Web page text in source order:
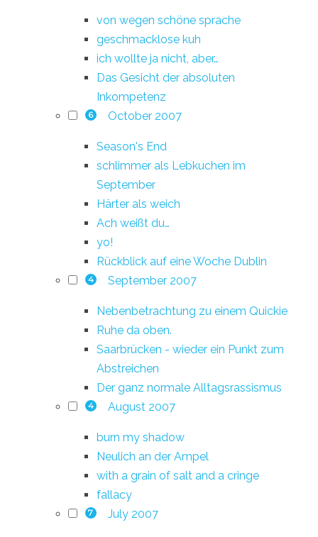
von wegen schöne sprache
geschmacklose kuh
ich wollte ja nicht, aber…
Das Gesicht der absoluten
Inkompetenz
6 October 2007
Season's End
schlimmer als Lebkuchen im
September
Härter als weich
Ach weißt du…
yo!
Rückblick auf eine Woche Dublin
4 September 2007
Nebenbetrachtung zu einem Quickie
Ruhe da oben.
Saarbrücken - wieder ein Punkt zum
Abstreichen
Der ganz normale Alltagsrassismus
4 August 2007
burn my shadow
Neulich an der Ampel
with a grain of salt and a cringe
fallacy
7 July 2007